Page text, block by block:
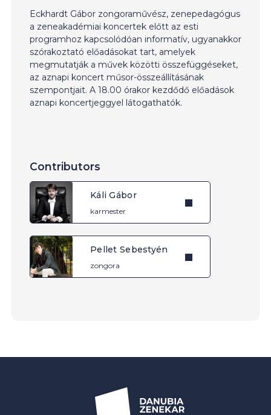
Eckhardt Gábor zongoraművész, zenepedagógus
a zeneakadémiai koncertek előtt az esti
programhoz kapcsolódóan informatív, ugyanakkor
szórakoztató előadásokat tart, amelyek
megmutatják a művek közötti összefüggéseket,
az aznapi koncert műsor-összeállításának
szempontjait. A 18.00 órakor kezdődő előadások
aznapi koncertjeggyel látogathatók.
Contributors
Káli Gábor
karmester
Pellet Sebestyén
zongora